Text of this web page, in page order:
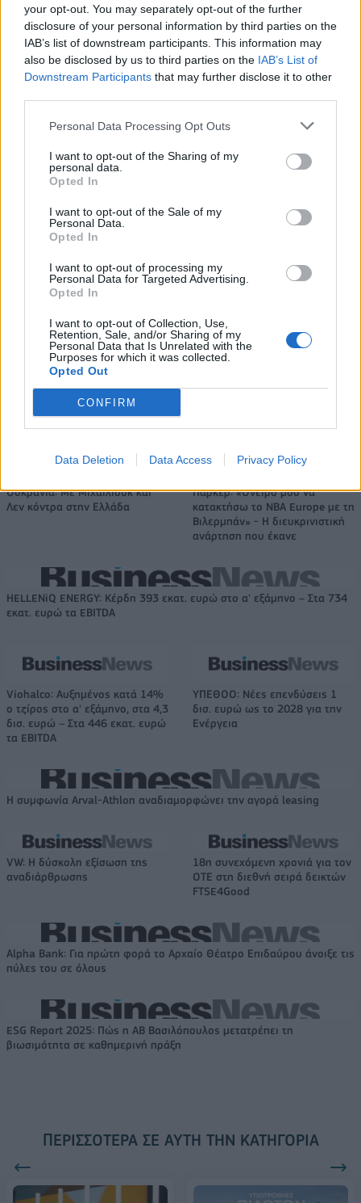
your opt-out. You may separately opt-out of the further
disclosure of your personal information by third parties on the
IAB’s list of downstream participants. This information may
also be disclosed by us to third parties on the IAB’s List of
Downstream Participants that may further disclose it to other
Personal Data Processing Opt Outs
I want to opt-out of the Sharing of my
personal data.
Opted In
I want to opt-out of the Sale of my
Personal Data.
Opted In
I want to opt-out of processing my
Personal Data for Targeted Advertising.
Opted In
I want to opt-out of Collection, Use,
Retention, Sale, and/or Sharing of my
Personal Data that Is Unrelated with the
Purposes for which it was collected.
Opted Out
CONFIRM
Data Deletion Data Access Privacy Policy
Metlen: Ρεκόρ EBITDA στο α' εξάμηνο, στα 550 εκατ. ευρώ – Καθαρά
κέρδη 313 εκατ. ευρώ
σε 843 μέσα ενημέρωσης-
Ξεκίνησε το πενταετές
πρόγραμμα ενίσχυσης του
Media: Με ενίσχυση 8 εκατ.
ευρώ σε 451 επιχειρήσεις
ξεκίνησε το πρόγραμμα
στήριξης- Κάλυψη εισφορών
IAB Hellas: Νέα Διοικούσα Επιτροπή και νέο Διοικητικό Συμβούλιο -
Πρόεδρος ο Γαληνός Γιαγλής
Νέο Audi A2 e-tron με στόχο
την κορυφή της
αποδοτικότητας
Η Chery επενδύει 75 εκατ.
δολάρια στην KG Mobility
Το FIAT 500 Hybrid τώρα από 18.990 ευρώ
Ουκρανία: Με Μίχαϊλιουκ και
Λεν κόντρα στην Ελλάδα
Πάρκερ: «Όνειρό μου να
κατακτήσω το ΝΒΑ Europe με τη
Βιλερμπάν» - Η διευκρινιστική
ανάρτηση που έκανε
HELLENiQ ENERGY: Κέρδη 393 εκατ. ευρώ στο α' εξάμηνο – Στα 734
εκατ. ευρώ τα EBITDA
Viohalco: Αυξημένος κατά 14%
ο τζίρος στο α' εξάμηνο, στα 4,3
δισ. ευρώ – Στα 446 εκατ. ευρώ
τα EBITDA
ΥΠΕΘΟΟ: Νέες επενδύσεις 1
δισ. ευρώ ως το 2028 για την
Ενέργεια
Η συμφωνία Arval-Athlon αναδιαμορφώνει την αγορά leasing
VW: Η δύσκολη εξίσωση της
αναδιάρθρωσης
18η συνεχόμενη χρονιά για τον
ΟΤΕ στη διεθνή σειρά δεικτών
FTSE4Good
Alpha Bank: Για πρώτη φορά το Αρχαίο Θέατρο Επιδαύρου άνοιξε τις
πύλες του σε όλους
ESG Report 2025: Πώς η ΑΒ Βασιλόπουλος μετατρέπει τη
βιωσιμότητα σε καθημερινή πράξη
ΠΕΡΙΣΣΌΤΕΡΑ ΣΕ ΑΥΤΉ ΤΗΝ ΚΑΤΗΓΟΡΊΑ